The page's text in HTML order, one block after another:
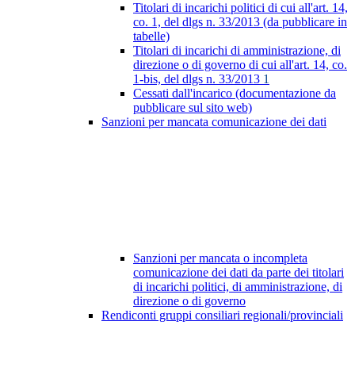
Titolari di incarichi politici di cui all'art. 14,
co. 1, del dlgs n. 33/2013 (da pubblicare in
tabelle)
Titolari di incarichi di amministrazione, di
direzione o di governo di cui all'art. 14, co.
1-bis, del dlgs n. 33/2013 1
Cessati dall'incarico (documentazione da
pubblicare sul sito web)
Sanzioni per mancata comunicazione dei dati
Sanzioni per mancata o incompleta
comunicazione dei dati da parte dei titolari
di incarichi politici, di amministrazione, di
direzione o di governo
Rendiconti gruppi consiliari regionali/provinciali